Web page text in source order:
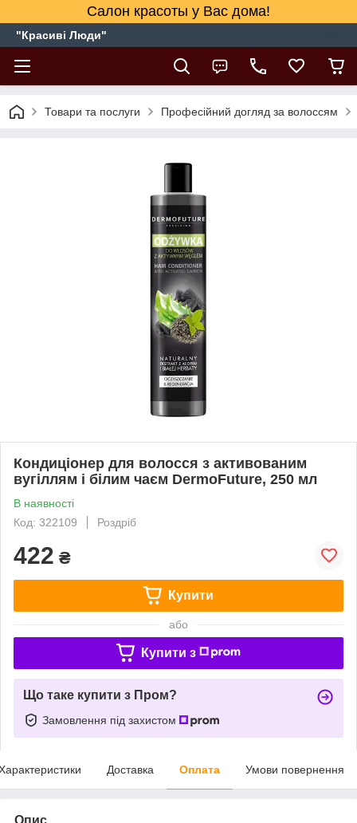
Салон красоты у Вас дома!
"Красиві Люди"
Товари та послуги Професійний догляд за волоссям
Кондиціонер для волосся з активованим
вугіллям і білим чаєм DermoFuture, 250 мл
В наявності
Код: 322109
Роздріб
422 ₴
Купити
або
Купити з
Що таке купити з Пром?
Замовлення під захистом
Доставка Оплата Умови повернення
Опис